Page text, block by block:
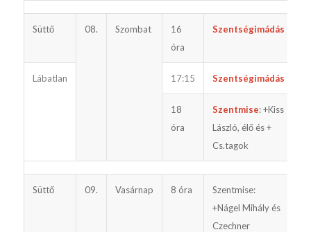
Süttő 08. Szombat
16
óra
Szentségimádás
Lábatlan 17:15 Szentségimádás
18
óra
Szentmise: +Kiss
László, élő és +
Cs.tagok
Süttő 09. Vasárnap 8 óra
Szentmise:
+Nágel Mihály és
Czechner